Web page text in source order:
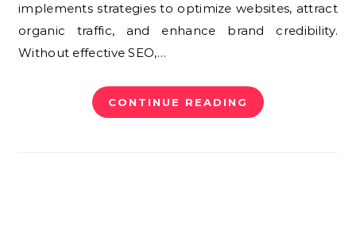
implements strategies to optimize websites, attract
organic traffic, and enhance brand credibility.
Without effective SEO,…
CONTINUE READING